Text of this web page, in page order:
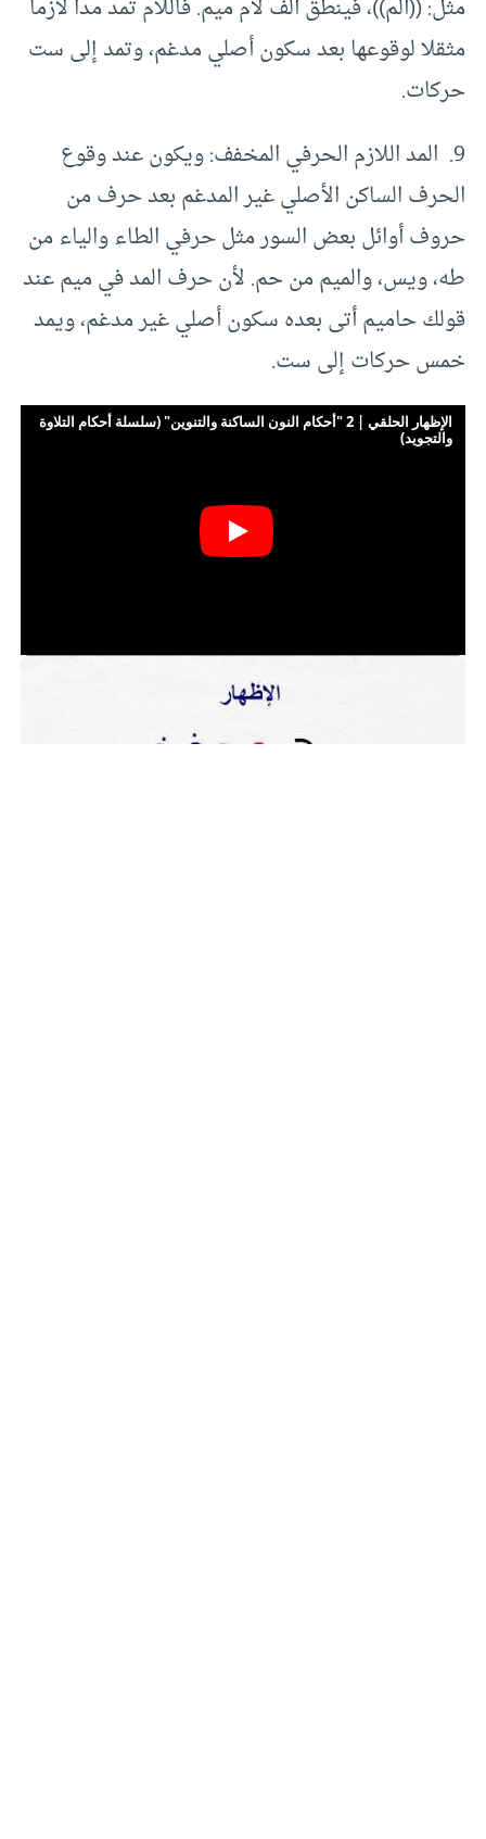
مثل: ((ألم))، فينطق ألف لام ميم. فاللام تمد مدا لازما
مثقلا لوقوعها بعد سكون أصلي مدغم، وتمد إلى ست
حركات.
9. المد اللازم الحرفي المخفف: ويكون عند وقوع
الحرف الساكن الأصلي غير المدغم بعد حرف من
حروف أوائل بعض السور مثل حرفي الطاء والياء من
طه، ويس، والميم من حم. لأن حرف المد في ميم عند
قولك حاميم أتى بعده سكون أصلي غير مدغم، ويمد
خمس حركات إلى ست.
الإظهار الحلقي | 2 "أحكام النون الساكنة والتنوين" (سلسلة أحكام التلاوة
والتجويد)